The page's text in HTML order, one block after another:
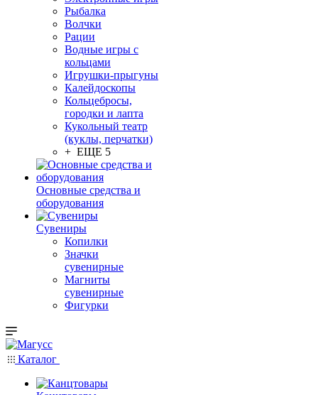
Рыбалка
Волчки
Рации
Водные игры с
кольцами
Игрушки-прыгуны
Калейдоскопы
Кольцебросы,
городки и лапта
Кукольный театр
(куклы, перчатки)
+ ЕЩЕ 5
Основные средства и
оборудования
Сувениры
Копилки
Значки
сувенирные
Магниты
сувенирные
Фигурки
Каталог